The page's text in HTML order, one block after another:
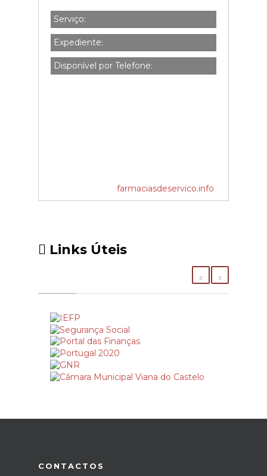
Serviço:
Expediente:
Disponível por Telefone:
farmaciasdeservico.info
Links Úteis
CONTACTOS